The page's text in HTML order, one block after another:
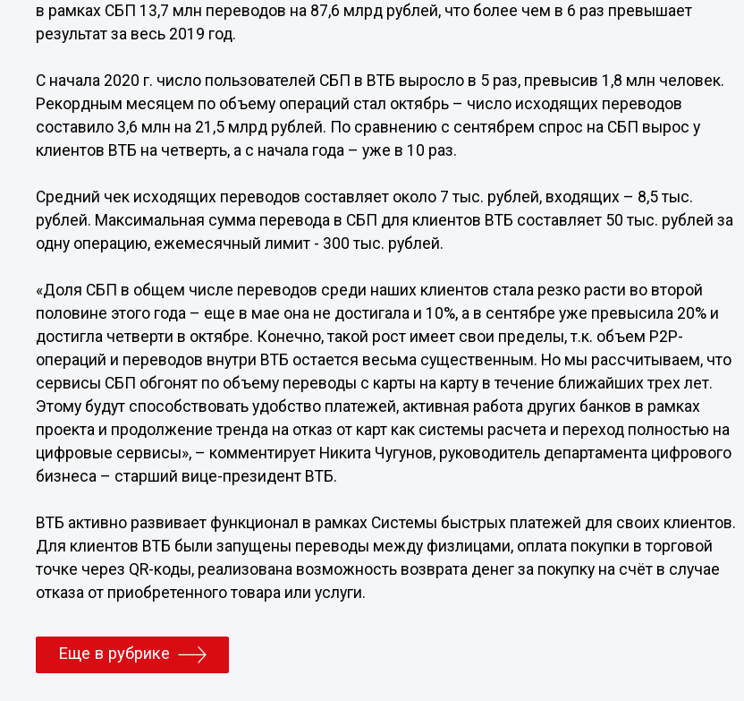
в рамках СБП 13,7 млн переводов на 87,6 млрд рублей, что более чем в 6 раз превышает
результат за весь 2019 год.
С начала 2020 г. число пользователей СБП в ВТБ выросло в 5 раз, превысив 1,8 млн человек.
Рекордным месяцем по объему операций стал октябрь – число исходящих переводов
составило 3,6 млн на 21,5 млрд рублей. По сравнению с сентябрем спрос на СБП вырос у
клиентов ВТБ на четверть, а с начала года – уже в 10 раз.
Средний чек исходящих переводов составляет около 7 тыс. рублей, входящих – 8,5 тыс.
рублей. Максимальная сумма перевода в СБП для клиентов ВТБ составляет 50 тыс. рублей за
одну операцию, ежемесячный лимит - 300 тыс. рублей.
«Доля СБП в общем числе переводов среди наших клиентов стала резко расти во второй
половине этого года – еще в мае она не достигала и 10%, а в сентябре уже превысила 20% и
достигла четверти в октябре. Конечно, такой рост имеет свои пределы, т.к. объем P2P-
операций и переводов внутри ВТБ остается весьма существенным. Но мы рассчитываем, что
сервисы СБП обгонят по объему переводы с карты на карту в течение ближайших трех лет.
Этому будут способствовать удобство платежей, активная работа других банков в рамках
проекта и продолжение тренда на отказ от карт как системы расчета и переход полностью на
цифровые сервисы», – комментирует Никита Чугунов, руководитель департамента цифрового
бизнеса – старший вице-президент ВТБ.
ВТБ активно развивает функционал в рамках Системы быстрых платежей для своих клиентов.
Для клиентов ВТБ были запущены переводы между физлицами, оплата покупки в торговой
точке через QR-коды, реализована возможность возврата денег за покупку на счёт в случае
отказа от приобретенного товара или услуги.
Еще в рубрике